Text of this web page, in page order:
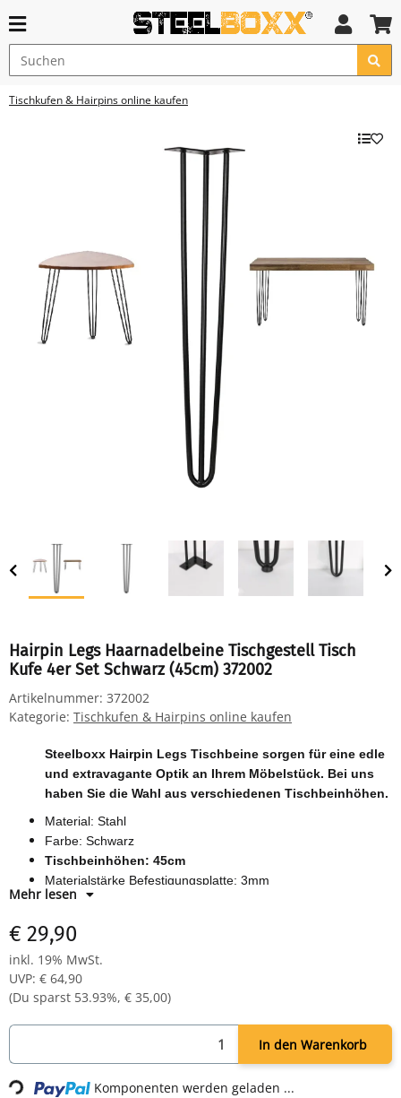
Tischkufen & Hairpins online kaufen
Hairpin Legs Haarnadelbeine Tischgestell Tisch
Kufe 4er Set Schwarz (45cm) 372002
Artikelnummer: 372002
Kategorie: Tischkufen & Hairpins online kaufen
Steelboxx Hairpin Legs Tischbeine sorgen für eine edle
und extravagante Optik an Ihrem Möbelstück. Bei uns
haben Sie die Wahl aus verschiedenen Tischbeinhöhen.
Material: Stahl
Farbe: Schwarz
Tischbeinhöhen: 45cm
Materialstärke Befestigungsplatte: 3mm
Durchmesser Rundrohr: 12mm
Inklusive Schrauben
Lieferumfang: 4 x Tischbeine, 4 x Bodenschoner, Schrauben
Mehr lesen
€ 29,90
inkl. 19% MwSt.
UVP: € 64,90
(Du sparst 53.93%, € 35,00)
In den Warenkorb
Loading... Komponenten werden geladen ...